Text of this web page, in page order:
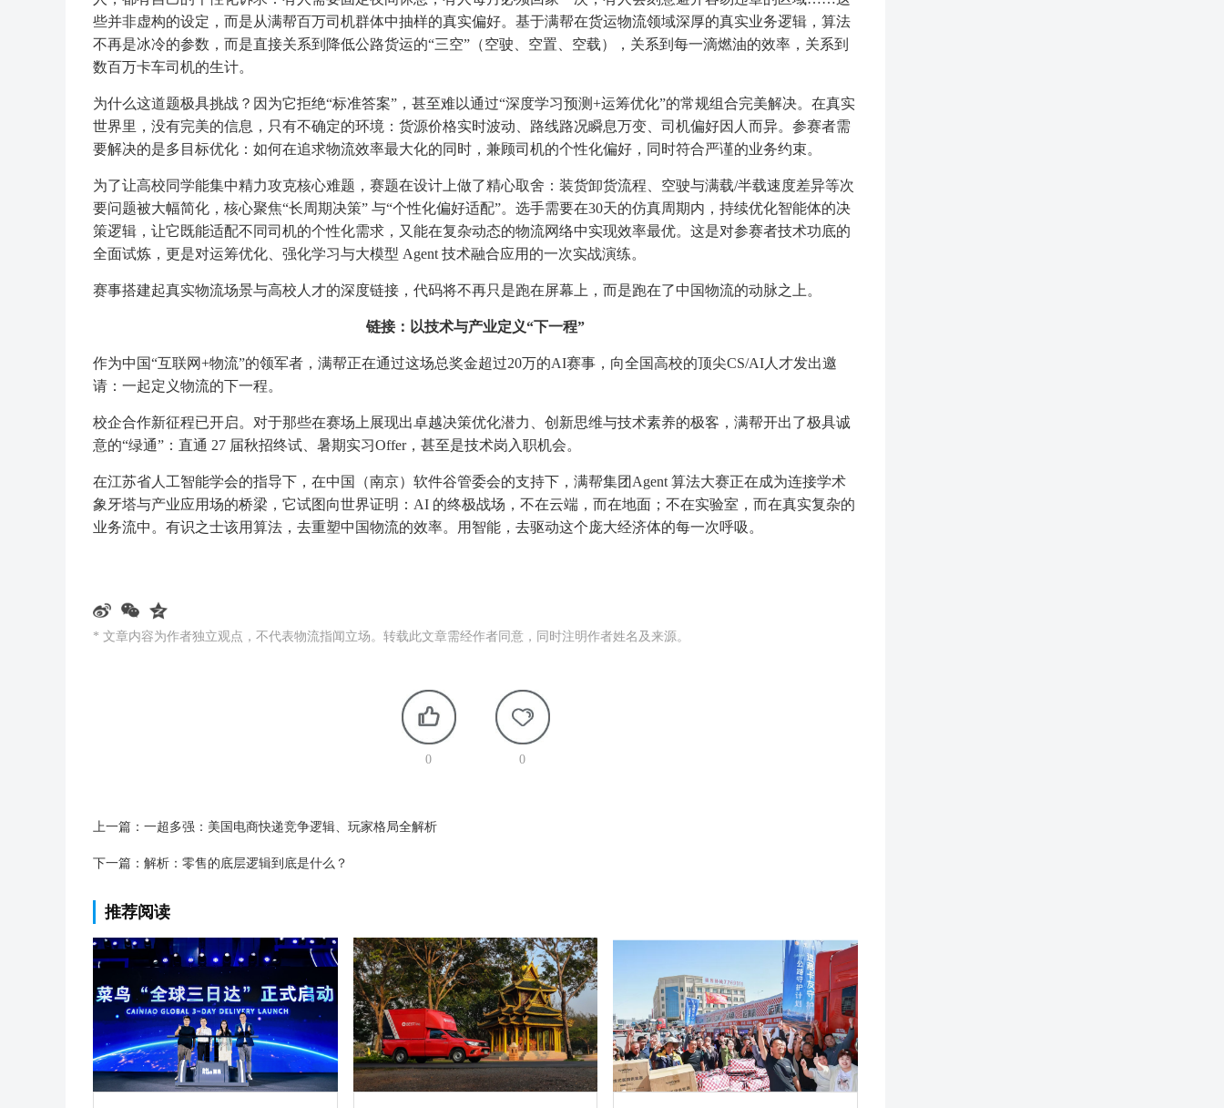
些并非虚构的设定，而是从满帮百万司机群体中抽样的真实偏好。基于满帮在货运物流领域深厚的真实业务逻辑，算法
不再是冰冷的参数，而是直接关系到降低公路货运的“三空”（空驶、空置、空载），关系到每一滴燃油的效率，关系到
数百万卡车司机的生计。
为什么这道题极具挑战？因为它拒绝“标准答案”，甚至难以通过“深度学习预测+运筹优化”的常规组合完美解决。在真实
世界里，没有完美的信息，只有不确定的环境：货源价格实时波动、路线路况瞬息万变、司机偏好因人而异。参赛者需
要解决的是多目标优化：如何在追求物流效率最大化的同时，兼顾司机的个性化偏好，同时符合严谨的业务约束。
为了让高校同学能集中精力攻克核心难题，赛题在设计上做了精心取舍：装货卸货流程、空驶与满载/半载速度差异等次
要问题被大幅简化，核心聚焦“长周期决策” 与“个性化偏好适配”。选手需要在30天的仿真周期内，持续优化智能体的决
策逻辑，让它既能适配不同司机的个性化需求，又能在复杂动态的物流网络中实现效率最优。这是对参赛者技术功底的
全面试炼，更是对运筹优化、强化学习与大模型 Agent 技术融合应用的一次实战演练。
赛事搭建起真实物流场景与高校人才的深度链接，代码将不再只是跑在屏幕上，而是跑在了中国物流的动脉之上。
链接：以技术与产业定义“下一程”
作为中国“互联网+物流”的领军者，满帮正在通过这场总奖金超过20万的AI赛事，向全国高校的顶尖CS/AI人才发出邀
请：一起定义物流的下一程。
校企合作新征程已开启。对于那些在赛场上展现出卓越决策优化潜力、创新思维与技术素养的极客，满帮开出了极具诚
意的“绿通”：直通 27 届秋招终试、暑期实习Offer，甚至是技术岗入职机会。
在江苏省人工智能学会的指导下，在中国（南京）软件谷管委会的支持下，满帮集团Agent 算法大赛正在成为连接学术
象牙塔与产业应用场的桥梁，它试图向世界证明：AI 的终极战场，不在云端，而在地面；不在实验室，而在真实复杂的
业务流中。有识之士该用算法，去重塑中国物流的效率。用智能，去驱动这个庞大经济体的每一次呼吸。
* 文章内容为作者独立观点，不代表物流指闻立场。转载此文章需经作者同意，同时注明作者姓名及来源。
0 0
上一篇： 一超多强：美国电商快递竞争逻辑、玩家格局全解析
下一篇： 解析：零售的底层逻辑到底是什么？
推荐阅读